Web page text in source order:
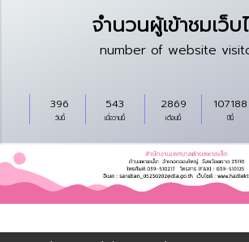
จำนวนผู้เข้าชมเว็บ
number of website
วันนี้
396
เมื่อวานนี้
543
เดือนนี้
2869
ปีนี้
107188